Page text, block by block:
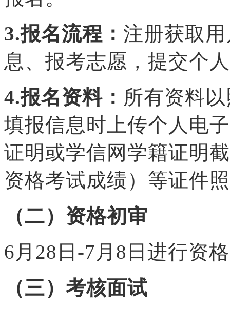
3.报名流程： 注册获取
息、报考志愿，提交个
4.报名资料： 所有资料
填报信息时上传个人电
证明或学信网学籍证明
资格考试成绩）等证件
（二）资格初审
6月 28 日-7 月 8 日进行资
（三）考核面试